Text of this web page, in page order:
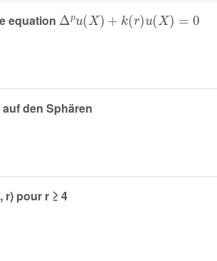
equation
∆ ( ) u ( ) 0
den Sphären
r) pour r ≥ 4